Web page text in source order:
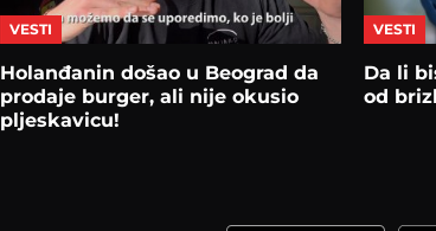
VESTI
Holanđanin došao u Beograd da
prodaje burger, ali nije okusio
pljeskavicu!
VESTI
Da li
od